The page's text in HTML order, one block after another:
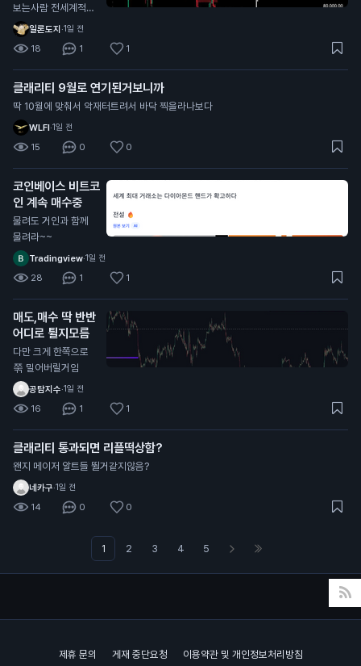
보는사람 전세계적으
로 너무 많던데
일론도지·1일 전
18 1 1
클래리티 9월로 연기된거보니까
딱 10월에 맞춰서 악재터트려서 바닥 찍을라나보다
WLFI·1일 전
15 0 0
코인베이스 비트코
인 계속 매수중
물려도 거인과 함께
물려라~~
Tradingview·1일 전
28 1 1
매도,매수 딱 반반
어디로 튈지모름
다만 크게 한쪽으로
쭊 밀어버릴거임
공탐지수·1일 전
16 1 1
클래리티 통과되면 리플떡상함?
왠지 메이저 알트들 뛸거같지않음?
네카구·1일 전
14 0 0
1 2 3 4 5
제휴 문의 게재 중단요청 이용약관 및 개인정보처리방침